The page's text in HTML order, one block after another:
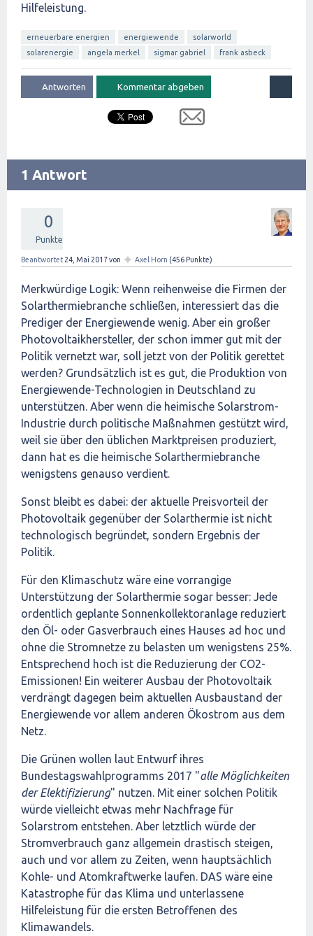
Hilfeleistung.
erneuerbare energien energiewende
solarworld
solarenergie
angela merkel sigmar gabriel frank asbeck
1 Antwort
0
Punkte
Beantwortet 24, Mai 2017von ✦ Axel Horn (456 Punkte)
Merkwürdige Logik: Wenn reihenweise die Firmen der
Solarthermiebranche schließen, interessiert das die
Prediger der Energiewende wenig. Aber ein großer
Photovoltaikhersteller, der schon immer gut mit der
Politik vernetzt war, soll jetzt von der Politik gerettet
werden? Grundsätzlich ist es gut, die Produktion von
Energiewende-Technologien in Deutschland zu
unterstützen. Aber wenn die heimische Solarstrom-
Industrie durch politische Maßnahmen gestützt wird,
weil sie über den üblichen Marktpreisen produziert,
dann hat es die heimische Solarthermiebranche
wenigstens genauso verdient.
Sonst bleibt es dabei: der aktuelle Preisvorteil der
Photovoltaik gegenüber der Solarthermie ist nicht
technologisch begründet, sondern Ergebnis der
Politik.
Für den Klimaschutz wäre eine vorrangige
Unterstützung der Solarthermie sogar besser: Jede
ordentlich geplante Sonnenkollektoranlage reduziert
den Öl- oder Gasverbrauch eines Hauses ad hoc und
ohne die Stromnetze zu belasten um wenigstens 25%.
Entsprechend hoch ist die Reduzierung der CO2-
Emissionen! Ein weiterer Ausbau der Photovoltaik
verdrängt dagegen beim aktuellen Ausbaustand der
Energiewende vor allem anderen Ökostrom aus dem
Netz.
Die Grünen wollen laut Entwurf ihres
Bundestagswahlprogramms 2017 "alle Möglichkeiten
der Elektifizierung" nutzen. Mit einer solchen Politik
würde vielleicht etwas mehr Nachfrage für
Solarstrom entstehen. Aber letztlich würde der
Stromverbrauch ganz allgemein drastisch steigen,
auch und vor allem zu Zeiten, wenn hauptsächlich
Kohle- und Atomkraftwerke laufen. DAS wäre eine
Katastrophe für das Klima und unterlassene
Hilfeleistung für die ersten Betroffenen des
Klimawandels.